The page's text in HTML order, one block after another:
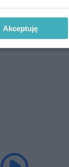
Akceptuję